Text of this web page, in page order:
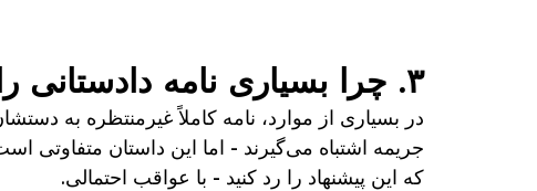
۳. چرا بسیاری نامه دادستانی را اشتباه برداشت می‌کنند؟
در بسیاری از موارد، نامه کاملاً غیرمنتظره به
جریمه اشتباه می‌گیرند - اما این داستان متفاوتی
که این پیشنهاد را رد کنید - با عواقب احتمالی.